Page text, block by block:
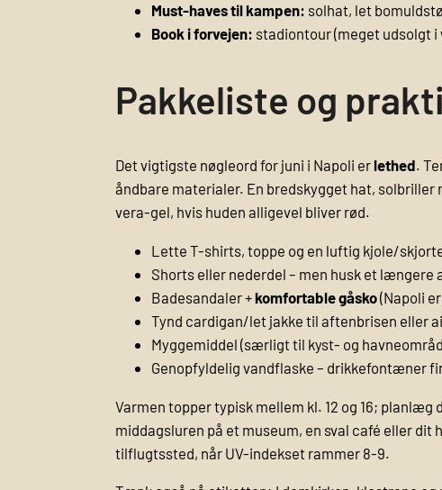
Must-haves til kampen: solhat, let
Book i forvejen: stadiontour (meget udsolgt
Pakkeliste og
Det vigtigste nøgleord for juni i Napoli erlethed.
åndbare materialer. En bredskygget hat, solbriller
vera-gel, hvis huden alligevel bliver rød.
Lette T-shirts, toppe og en luftig kjole/
Shorts eller nederdel – men husk et
Badesandaler +komfortable gåsko(Napoli
Tynd cardigan/let jakke til aftenbrisen eller
Myggemiddel (særligt til kyst- og
Genopfyldelig vandflaske – drikkefontæner
Varmen topper typisk mellem kl. 12 og 16;
middagsluren på et museum, en sval café eller
tilflugtssted, når UV-indekset rammer 8-9.